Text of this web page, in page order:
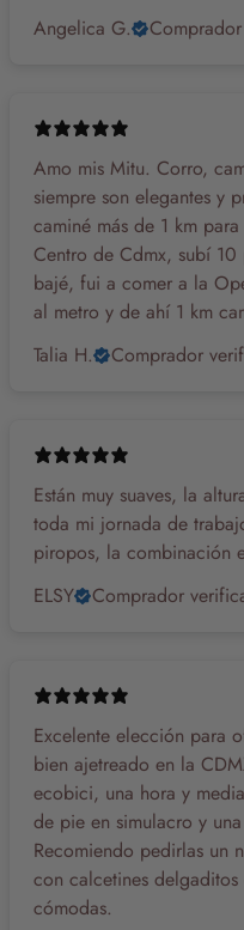
Angelica G.
Amo mis Mitu. Corro,
siempre son elegantes y
caminé más de 1 km
Centro de Cdmx, subí
bajé, fui a comer a la
al metro y de ahí 1 km
Talia H.
Comprador
Están muy suaves, la
toda mi jornada de
piropos, la combinación
ELSY
Comprador
Excelente elección para
bien ajetreado en la
ecobici, una hora y
de pie en simulacro y
Recomiendo pedirlas un
con calcetines
cómodas.